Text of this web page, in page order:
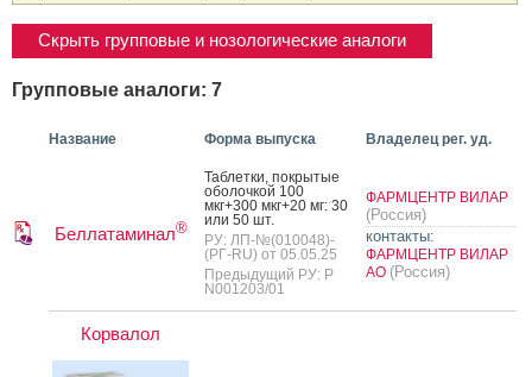
Скрыть групповые и нозологические аналоги
Групповые аналоги: 7
Название Форма выпуска Владелец рег. уд.
Беллатаминал®
Таб­летки, пок­ры­тые
обо­лоч­кой 100
мкг+300 мкг+20 мг: 30
или 50 шт.
РУ: ЛП-№(010048)-
(РГ-RU) от 05.05.25
Предыдущий РУ: Р
N001203/01
ФАРМЦЕНТР ВИЛАР
(Россия)
контакты:
ФАРМЦЕНТР ВИЛАР
АО (Россия)
Корвалол